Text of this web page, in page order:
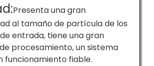
Presenta una gran
al tamaño de partícula de los
entrada, tiene una gran
procesamiento, un sistema
funcionamiento fiable.